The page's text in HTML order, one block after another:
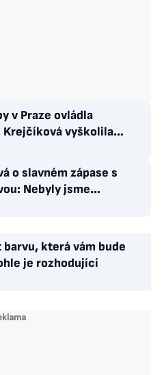
v Praze ovládla
vyškolila
Češek ale smutní
o slavném zápase s
Nebyly jsme
Příště přiveze dceru
barvu, která vám bude
je rozhodující